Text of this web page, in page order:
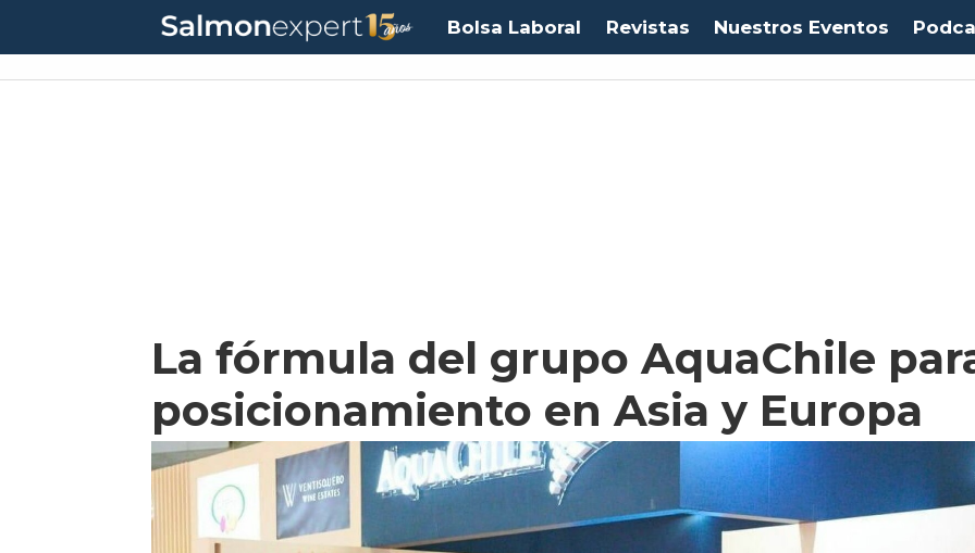
Bolsa Laboral Revistas Nuestros Eventos
La fórmula del grupo AquaChile
posicionamiento en Asia y Europa